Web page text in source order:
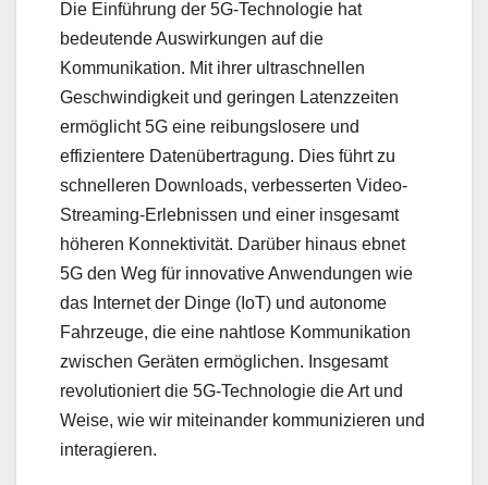
Die Einführung der 5G-Technologie hat
bedeutende Auswirkungen auf die
Kommunikation. Mit ihrer ultraschnellen
Geschwindigkeit und geringen Latenzzeiten
ermöglicht 5G eine reibungslosere und
effizientere Datenübertragung. Dies führt zu
schnelleren Downloads, verbesserten Video-
Streaming-Erlebnissen und einer insgesamt
höheren Konnektivität. Darüber hinaus ebnet
5G den Weg für innovative Anwendungen wie
das Internet der Dinge (IoT) und autonome
Fahrzeuge, die eine nahtlose Kommunikation
zwischen Geräten ermöglichen. Insgesamt
revolutioniert die 5G-Technologie die Art und
Weise, wie wir miteinander kommunizieren und
interagieren.